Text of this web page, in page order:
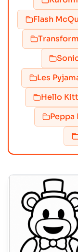
Flash
Les
Hello
Peppa